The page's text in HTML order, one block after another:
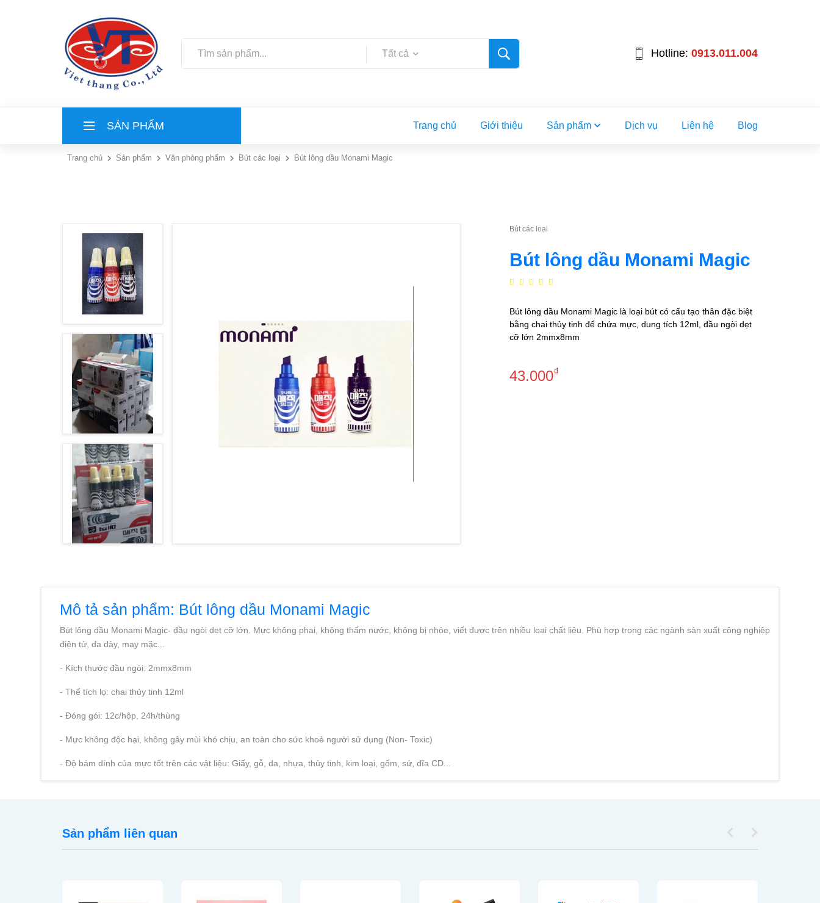
Tất cả Hotline: 0913.011.004
SẢN PHẨM Trang chủ Giới thiệu Sản phẩm Dịch vụ Liên hệ Blog
LIÊN HỆ
BLOG
vietthangstc@gmail.com
Trang chủ Sản phẩm Văn phòng phẩm Bút các loại Bút lông dầu Monami Magic
Bút các loại
Bút lông dầu Monami Magic
Bút lông dầu Monami Magic là loại bút có cấu tạo thân đặc biệt
bằng chai thủy tinh để chứa mực, dung tích 12ml, đầu ngòi dẹt
cỡ lớn 2mmx8mm
43.000₫
Mô tả sản phẩm: Bút lông dầu Monami Magic
Bút lông dầu Monami Magic- đầu ngòi dẹt cỡ lớn. Mực không phai, không thấm nước, không bị nhòe, viết được trên nhiều loại chất liệu. Phù hợp trong các ngành sản xuất công nghiệp
điện tử, da dày, may mặc...
- Kích thước đầu ngòi: 2mmx8mm
- Thể tích lọ: chai thủy tinh 12ml
- Đóng gói: 12c/hộp, 24h/thùng
- Mực không độc hại, không gây mùi khó chịu, an toàn cho sức khoẻ người sử dụng (Non- Toxic)
- Độ bám dính của mực tốt trên các vật liệu: Giấy, gỗ, da, nhựa, thủy tinh, kim loại, gốm, sứ, đĩa CD...
Sản phẩm liên quan